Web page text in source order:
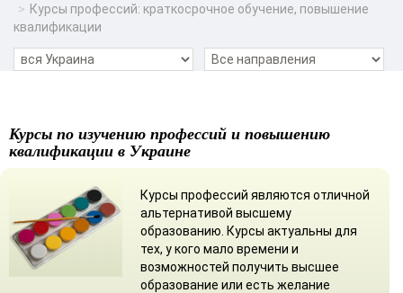
Курсы профессий: краткосрочное обучение, повышение
квалификации
Курсы по изучению профессий и повышению
квалификации в Украине
Курсы профессий являются отличной
альтернативой высшему
образованию. Курсы актуальны для
тех, у кого мало времени и
возможностей получить высшее
образование или есть желание